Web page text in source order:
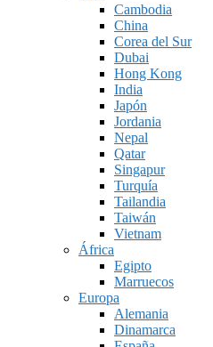
Cambodia
China
Corea del Sur
Dubai
Hong Kong
India
Japón
Jordania
Nepal
Qatar
Singapur
Turquía
Tailandia
Taiwán
Vietnam
África
Egipto
Marruecos
Europa
Alemania
Dinamarca